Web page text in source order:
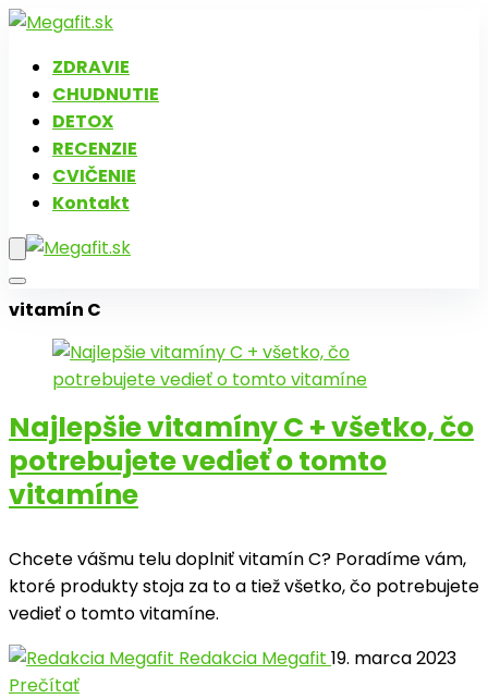
ZDRAVIE
CHUDNUTIE
DETOX
RECENZIE
CVIČENIE
Kontakt
vitamín C
Najlepšie vitamíny C + všetko, čo
potrebujete vedieť o tomto
vitamíne
Chcete vášmu telu doplniť vitamín C? Poradíme vám,
ktoré produkty stoja za to a tiež všetko, čo potrebujete
vedieť o tomto vitamíne.
Redakcia Megafit 19. marca 2023
Prečítať